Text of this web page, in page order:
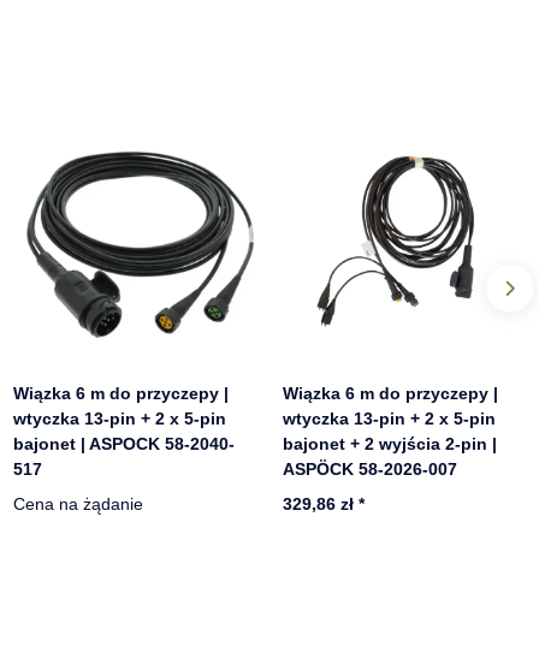
Wiązka 6 m do przyczepy |
wtyczka 13-pin + 2 x 5-pin
bajonet | ASPOCK 58-2040-
517
Cena na żądanie
Wiązka 6 m do przyczepy |
wtyczka 13-pin + 2 x 5-pin
bajonet + 2 wyjścia 2-pin |
ASPÖCK 58-2026-007
329,86 zł*